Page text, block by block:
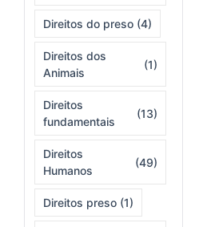
Direitos do preso (4)
Direitos dos
Animais
(1)
Direitos
fundamentais
(13)
Direitos
Humanos
(49)
Direitos preso (1)